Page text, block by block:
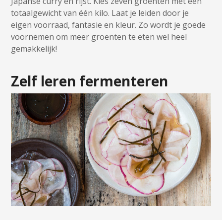
totaalgewicht van één kilo. Laat je leiden door je
eigen voorraad, fantasie en kleur. Zo wordt je goede
voornemen om meer groenten te eten wel heel
gemakkelijk!
Zelf leren fermenteren